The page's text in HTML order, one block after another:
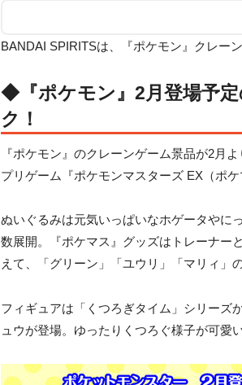
BANDAI SPIRITSは、『ポケモン』クレー
◆『ポケモン』2月登場予
ク！
『ポケモン』のクレーンゲーム景品が2月
プリゲーム『ポケモンマスターズ EX（ポ
ぬいぐるみは元気いっぱいなホゲータやに
数展開。『ポケマス』グッズはトレーナー
えて、「グリーン」「ユウリ」「マリィ」
フィギュアは「くつろぎタイム」シリーズ
ュウが登場。ゆったりくつろぐ様子が可愛